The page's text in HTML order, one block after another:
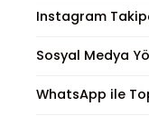
Instagram
Sosyal Medya
WhatsApp ile